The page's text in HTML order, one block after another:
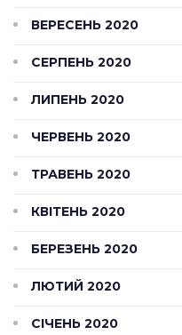
ВЕРЕСЕНЬ 2020
СЕРПЕНЬ 2020
ЛИПЕНЬ 2020
ЧЕРВЕНЬ 2020
ТРАВЕНЬ 2020
КВІТЕНЬ 2020
БЕРЕЗЕНЬ 2020
ЛЮТИЙ 2020
СІЧЕНЬ 2020